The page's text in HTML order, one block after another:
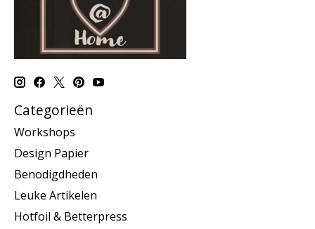
Categorieën
Workshops
Design Papier
Benodigdheden
Leuke Artikelen
Hotfoil & Betterpress